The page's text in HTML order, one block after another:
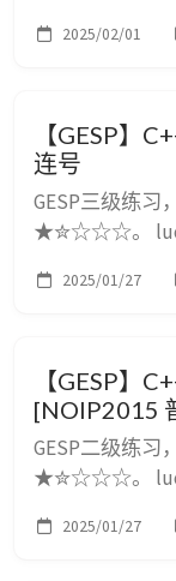
数字 $N$ 次方
$1634$ 是 $4$
2025/02/01
【GESP】
连号
GESP三级练习
★✮☆☆☆。
序列中最长连
输出格式 一个
2025/01/27
【GESP】
[NOIP2015
GESP二级练习
★✮☆☆☆。
诚的骑士。第
2025/01/27